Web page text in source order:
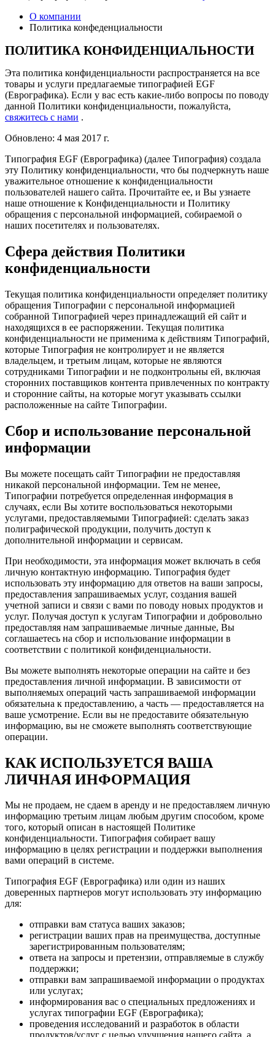
О компании
Политика конфеденциальности
ПОЛИТИКА КОНФИДЕНЦИАЛЬНОСТИ
Эта политика конфиденциальности распространяется на все
товары и услуги предлагаемые типографией EGF
(Еврографика). Если у вас есть какие-либо вопросы по поводу
данной Политики конфиденциальности, пожалуйста,
свяжитесь с нами .
Обновлено: 4 мая 2017 г.
Типография EGF (Еврографика) (далее Типография) создала
эту Политику конфиденциальности, что бы подчеркнуть наше
уважительное отношение к конфиденциальности
пользователей нашего сайта. Прочитайте ее, и Вы узнаете
наше отношение к Конфиденциальности и Политику
обращения с персональной информацией, собираемой о
наших посетителях и пользователях.
Сфера действия Политики
конфиденциальности
Текущая политика конфиденциальности определяет политику
обращения Типографии с персональной информацией
собранной Типографией через принадлежащий ей сайт и
находящихся в ее распоряжении. Текущая политика
конфиденциальности не применима к действиям Типографий,
которые Типография не контролирует и не является
владельцем, и третьим лицам, которые не являются
сотрудниками Типографии и не подконтрольны ей, включая
сторонних поставщиков контента привлеченных по контракту
и сторонние сайты, на которые могут указывать ссылки
расположенные на сайте Типографии.
Сбор и использование персональной
информации
Вы можете посещать сайт Типографии не предоставляя
никакой персональной информации. Тем не менее,
Типографии потребуется определенная информация в
случаях, если Вы хотите воспользоваться некоторыми
услугами, предоставляемыми Типографией: сделать заказ
полиграфической продукции, получить доступ к
дополнительной информации и сервисам.
При необходимости, эта информация может включать в себя
личную контактную информацию. Типография будет
использовать эту информацию для ответов на ваши запросы,
предоставления запрашиваемых услуг, создания вашей
учетной записи и связи с вами по поводу новых продуктов и
услуг. Получая доступ к услугам Типографии и добровольно
предоставляя нам запрашиваемые личные данные, Вы
соглашаетесь на сбор и использование информации в
соответствии с политикой конфиденциальности.
Вы можете выполнять некоторые операции на сайте и без
предоставления личной информации. В зависимости от
выполняемых операций часть запрашиваемой информации
обязательна к предоставлению, а часть — предоставляется на
ваше усмотрение. Если вы не предоставите обязательную
информацию, вы не сможете выполнять соответствующие
операции.
КАК ИСПОЛЬЗУЕТСЯ ВАША
ЛИЧНАЯ ИНФОРМАЦИЯ
Мы не продаем, не сдаем в аренду и не предоставляем личную
информацию третьим лицам любым другим способом, кроме
того, который описан в настоящей Политике
конфиденциальности. Типография собирает вашу
информацию в целях регистрации и поддержки выполнения
вами операций в системе.
Типография EGF (Еврографика) или один из наших
доверенных партнеров могут использовать эту информацию
для:
отправки вам статуса ваших заказов;
регистрации ваших прав на преимущества, доступные
зарегистрированным пользователям;
ответа на запросы и претензии, отправляемые в службу
поддержки;
отправки вам запрашиваемой информации о продуктах
или услугах;
информирования вас о специальных предложениях и
услугах типографии EGF (Еврографика);
проведения исследований и разработок в области